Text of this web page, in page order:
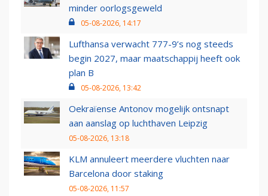
minder oorlogsgeweld
05-08-2026, 14:17
Lufthansa verwacht 777-9’s nog steeds
begin 2027, maar maatschappij heeft ook
plan B
05-08-2026, 13:42
Oekraïense Antonov mogelijk ontsnapt
aan aanslag op luchthaven Leipzig
05-08-2026, 13:18
KLM annuleert meerdere vluchten naar
Barcelona door staking
05-08-2026, 11:57